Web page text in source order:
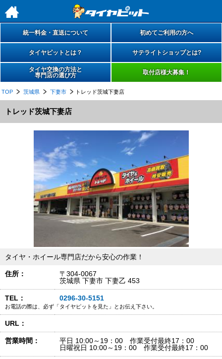
h
統一料金・直送について 初めてご利用の方へ
タイヤピットとは？ サテライトショップとは?
タイヤ交換の方法と
専門店の選び方
取付店様大募集！
TOP 茨城県 下妻市 トレッド茨城下妻店
トレッド茨城下妻店
タイヤ・ホイール専門店だから安心の作業！
住所：
〒304-0067
茨城県 下妻市 下妻乙 453
TEL： 0296-30-5151
お電話の際は、必ず「タイヤピットを見た」とお伝え下さい。
URL：
営業時間：
平日 10:00～19：00 作業受付最終17：00
日曜祝日 10:00～19：00 作業受付最終17：00